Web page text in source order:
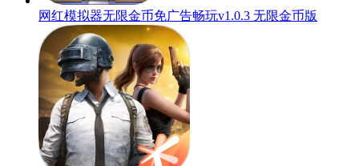
网红模拟器无限金币免广告畅玩v1.0.3 无限金币版